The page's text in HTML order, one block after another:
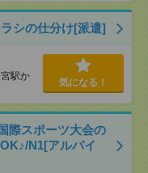
シの仕分け[派遣]
駅か
気になる！
際スポーツ大会の
N1[アルバイ